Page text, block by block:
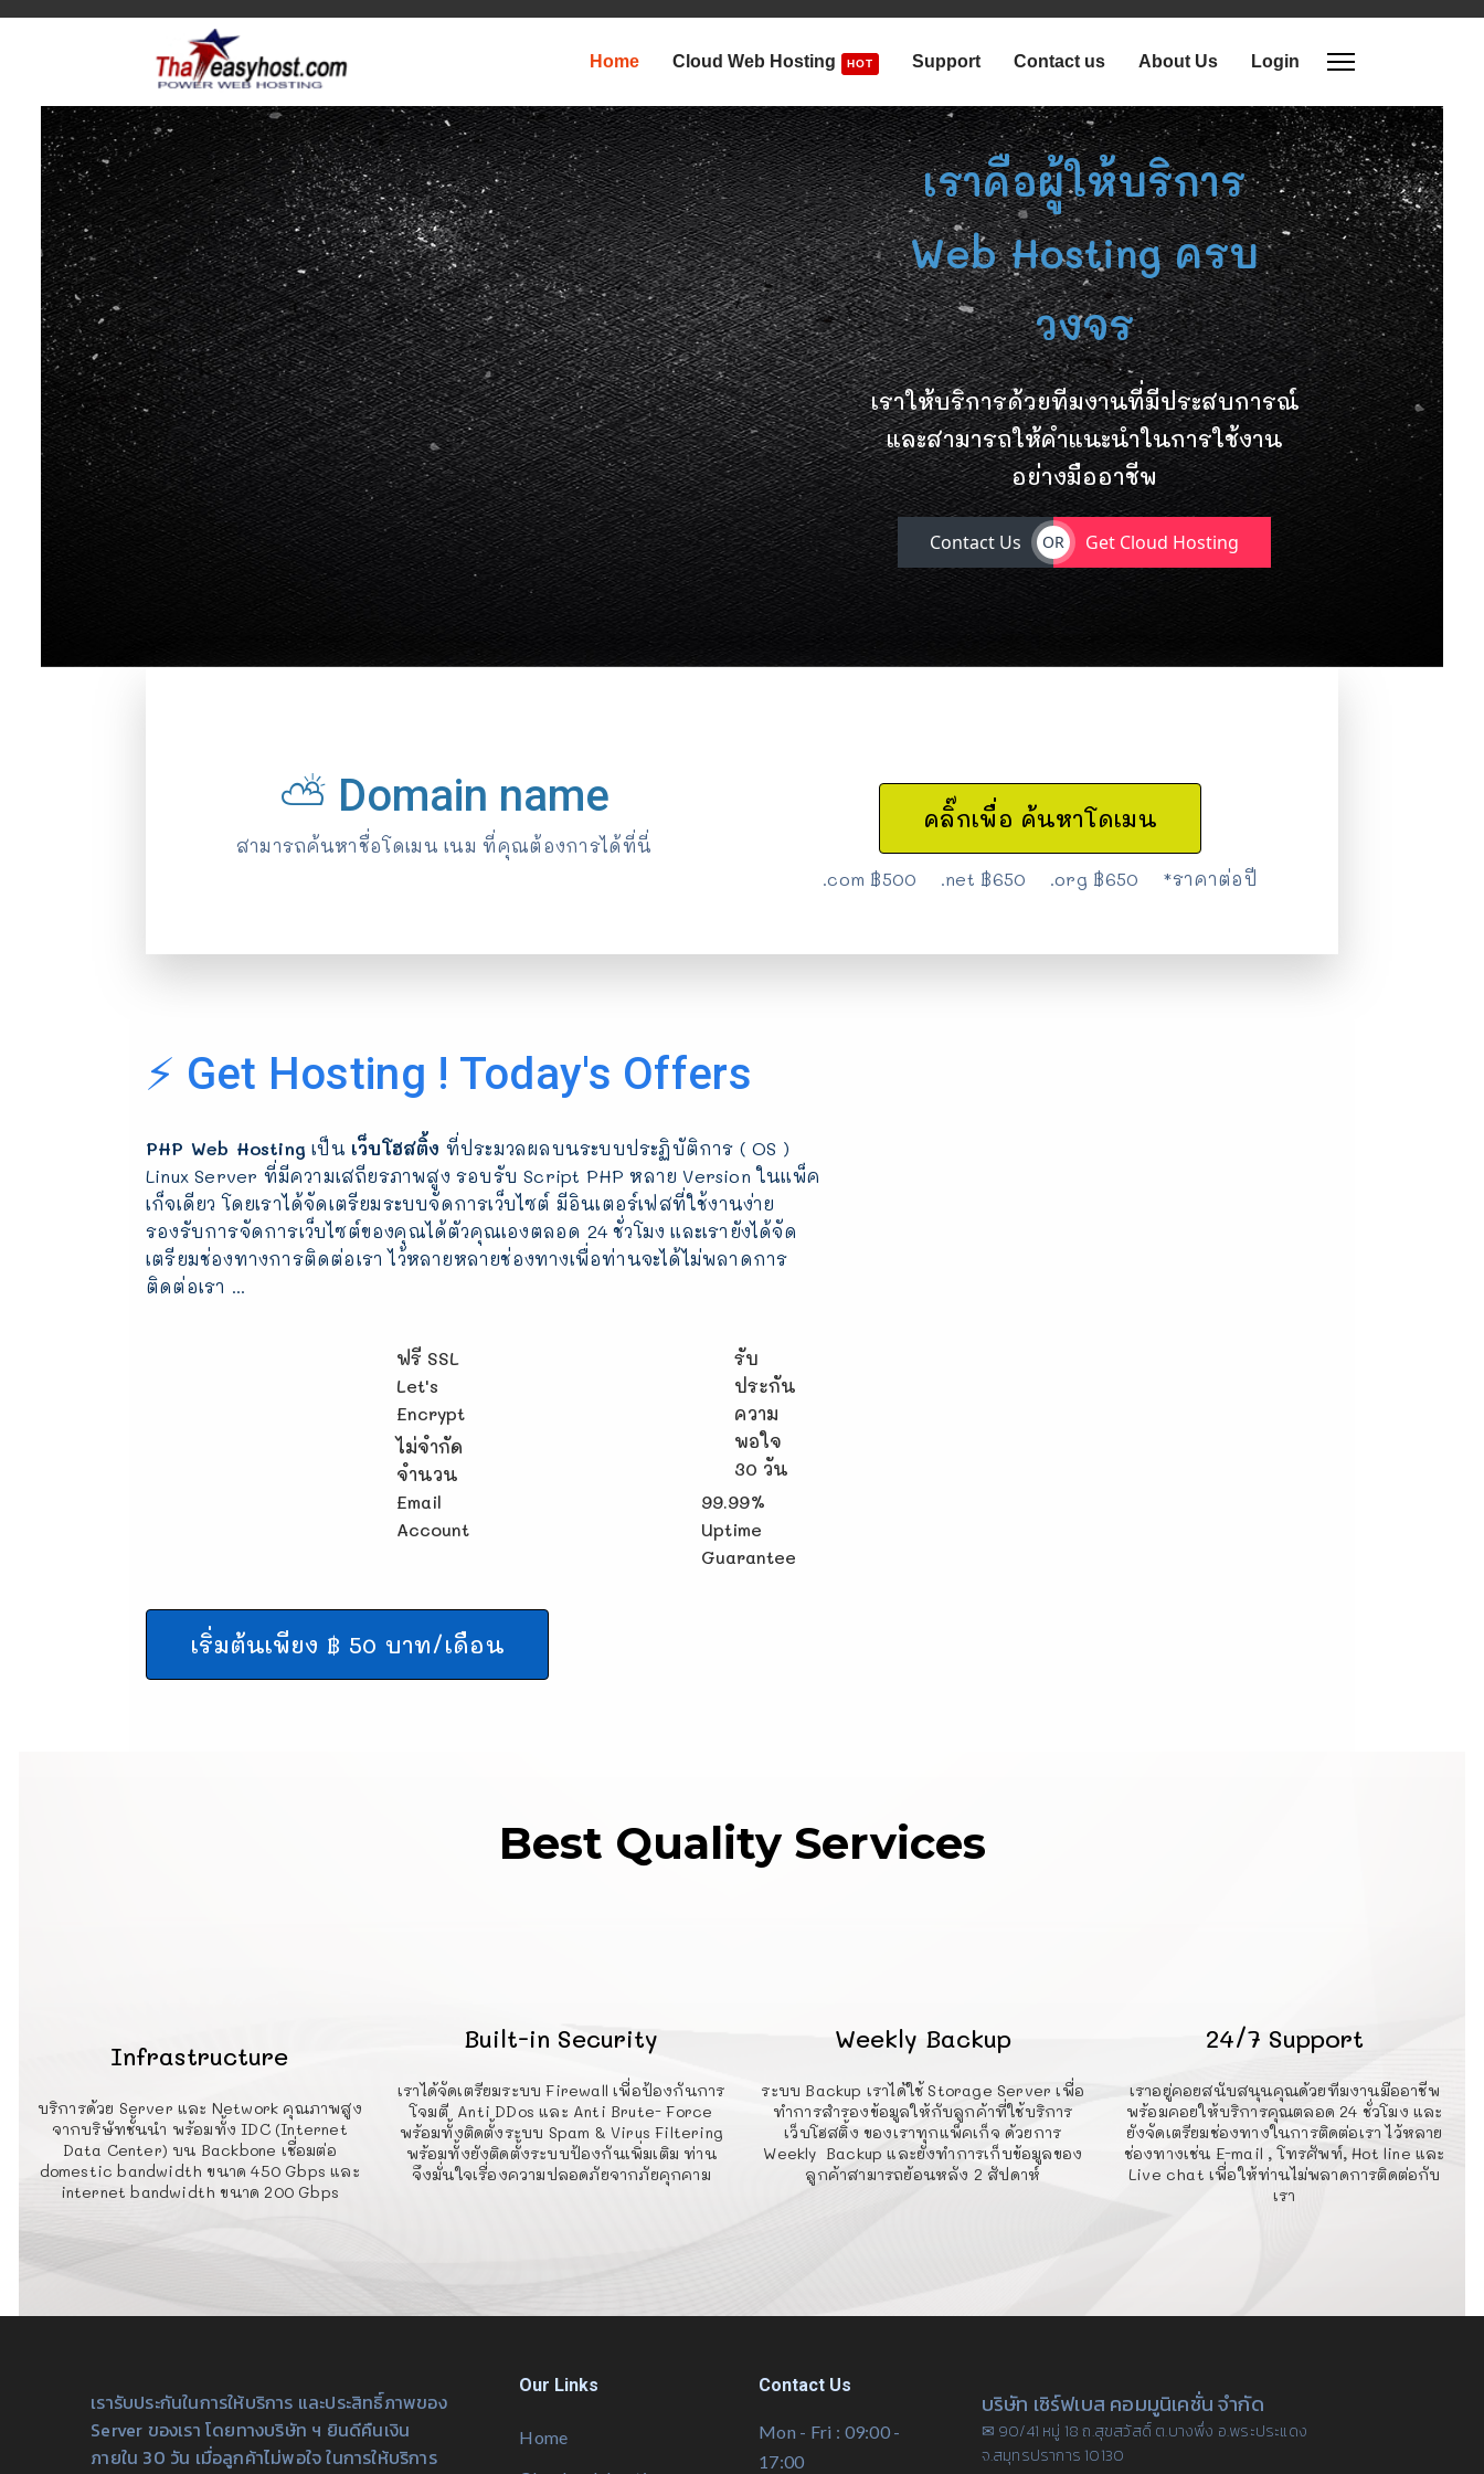
Home Cloud Web Hosting HOT Support Contact us About Us Login
เราคือผู้ให้บริการ
Web Hosting ครบ
วงจร
เราให้บริการด้วยทีมงานที่มีประสบการณ์
และสามารถให้คำแนะนำในการใช้งาน
อย่างมืออาชีพ
Contact Us OR Get Cloud Hosting
⛅ Domain name
สามารถค้นหาชื่อโดเมน เนม ที่คุณต้องการได้ที่นี่
คลิ๊กเพื่อ ค้นหาโดเมน
.com ฿500 .net ฿650 .org ฿650 *ราคาต่อปี
⚡ Get Hosting ! Today's Offers
PHP Web Hosting เป็น เว็บโฮสติ้ง ที่ประมวลผลบนระบบประฏิบัติการ ( OS )
Linux Server ที่มีความเสถียรภาพสูง รอบรับ Script PHP หลาย Version ในแพ็ค
เก็จเดียว โดยเราได้จัดเตรียมระบบจัดการเว็บไซต์ มีอินเตอร์เฟสที่ใช้งานง่าย
รองรับการจัดการเว็บไซต์ของคุณได้ตัวคุณเองตลอด 24 ชั่วโมง และเรายังได้จัด
เตรียมช่องทางการติดต่อเรา ไว้หลายหลายช่องทางเพื่อท่านจะได้ไม่พลาดการ
ติดต่อเรา ...
ฟรี SSL
Let's
Encrypt
ไม่จำกัด
จำนวน
Email
Account
รับ
ประกัน
ความ
พอใจ
30 วัน
99.99%
Uptime
Guarantee
เริ่มต้นเพียง ฿ 50 บาท/เดือน
Best Quality Services
Infrastructure
บริการด้วย Server และ Network คุณภาพสูง
จากบริษัทชั้นนำ พร้อมทั้ง IDC (Internet
Data Center) บน Backbone เชื่อมต่อ
domestic bandwidth ขนาด 450 Gbps และ
internet bandwidth ขนาด 200 Gbps
Built-in Security
เราได้จัดเตรียมระบบ Firewall เพื่อป้องกันการ
โจมตี Anti DDos และ Anti Brute- Force
พร้อมทั้งติดตั้งระบบ Spam & Virus Filtering
พร้อมทั้งยังติดตั้งระบบป้องกันเพิ่มเติม ท่าน
จึงมั่นใจเรื่องความปลอดภัยจากภัยคุกคาม
Weekly Backup
ระบบ Backup เราได้ใช้ Storage Server เพื่อ
ทำการสำรองข้อมูลให้กับลูกค้าที่ใช้บริการ
เว็บโฮสติ้ง ของเราทุกแพ็คเก็จ ด้วยการ
Weekly Backup และยังทำการเก็บข้อมูลของ
ลูกค้าสามารถย้อนหลัง 2 สัปดาห์
24/7 Support
เราอยู่คอยสนับสนุนคุณด้วยทีมงานมืออาชีพ
พร้อมคอยให้บริการคุณตลอด 24 ชั่วโมง และ
ยังจัดเตรียมช่องทางในการติดต่อเรา ไว้หลาย
ช่องทางเช่น E-mail , โทรศัพท์, Hot line และ
Live chat เพื่อให้ท่านไม่พลาดการติดต่อกับ
เรา
เรารับประกันในการให้บริการ และประสิทธิ์ภาพของ
Server ของเรา โดยทางบริษัท ฯ ยินดีคืนเงิน
ภายใน 30 วัน เมื่อลูกค้าไม่พอใจ ในการให้บริการ
Our Links
Home
Contact Us
Mon - Fri : 09:00 -
17:00
บริษัท เซิร์ฟเบส คอมมูนิเคชั่น จำกัด
✉ 90/41 หมู่ 18 ถ.สุขสวัสดิ์ ต.บางพึ่ง อ.พระประแดง
จ.สมุทรปราการ 10130